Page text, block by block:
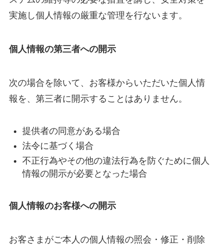
実施し個人情報の厳重な管理を行ないます。
個人情報の第三者への開示
次の場合を除いて、お客様からいただいた個人情
報を、第三者に開示することはありません。
提供者の同意がある場合
法令に基づく場合
不正行為やその他の違法行為を防ぐために個人
情報の開示が必要となった場合
個人情報のお客様への開示
お客さまがご本人の個人情報の照会・修正・削除